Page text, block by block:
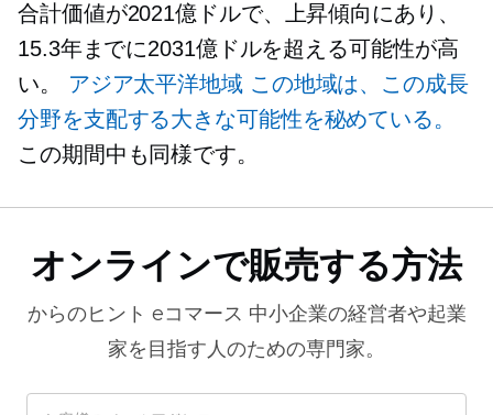
合計価値が2021億ドルで、上昇傾向にあり、
15.3年までに2031億ドルを超える可能性が高
い。
アジア太平洋地域この地域は、この成長
分野を支配する大きな可能性を秘めている。
この期間中も同様です。
オンラインで販売する方法
からのヒント eコマース 中小企業の経営者や起業
家を目指す人のための専門家。